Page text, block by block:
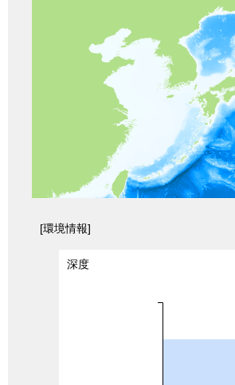
[環境情報]
深度